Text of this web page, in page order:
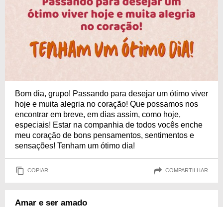
Bom dia, grupo! Passando para desejar um ótimo viver
hoje e muita alegria no coração! Que possamos nos
encontrar em breve, em dias assim, como hoje,
especiais! Estar na companhia de todos vocês enche
meu coração de bons pensamentos, sentimentos e
sensações! Tenham um ótimo dia!
COPIAR COMPARTILHAR
Amar e ser amado